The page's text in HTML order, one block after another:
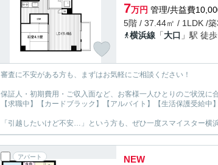
7万円 管理/共益費
5階 / 37.44㎡ / 1LDK /
横浜線 「大口 」駅 徒
審査に不安がある方も、まずはお気軽にご相談ください！
保証人・初期費用・ご収入面など、お客様一人ひとりのご状況に
【求職中】【カードブラック】【アルバイト】【生活保護受給
「引越したいけど不安…」という方も、ぜひ一度スマイスター横
アパート NEW